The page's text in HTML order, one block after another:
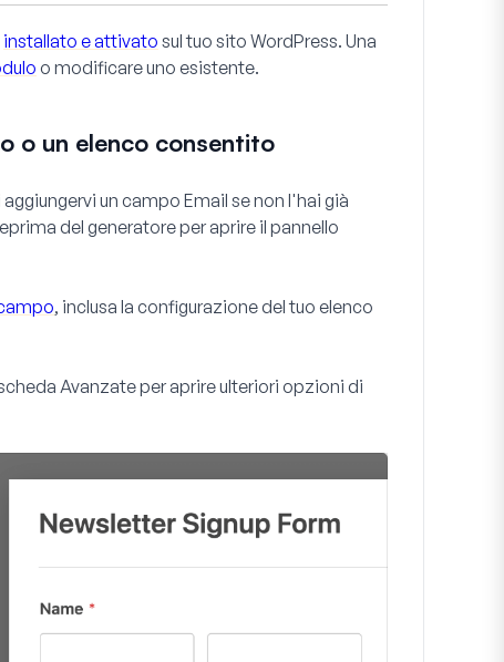
installato e attivato sul tuo sito WordPress. Una
o modificare uno esistente.
o un elenco consentito
un campo Email se non l'hai già
del generatore per aprire il pannello
, inclusa la configurazione del tuo elenco
Avanzateper aprire ulteriori opzioni di